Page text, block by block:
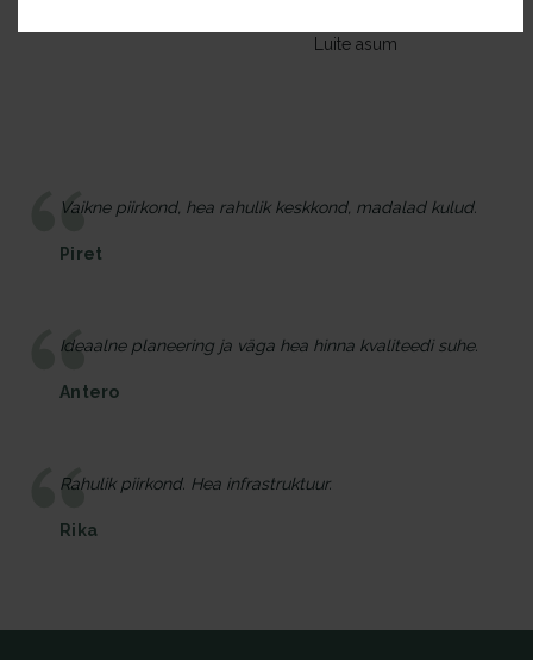
Luite asum
Vaikne piirkond, hea rahulik keskkond, madalad kulud.
Piret
Ideaalne planeering ja väga hea hinna kvaliteedi suhe.
Antero
Rahulik piirkond. Hea infrastruktuur.
Rika